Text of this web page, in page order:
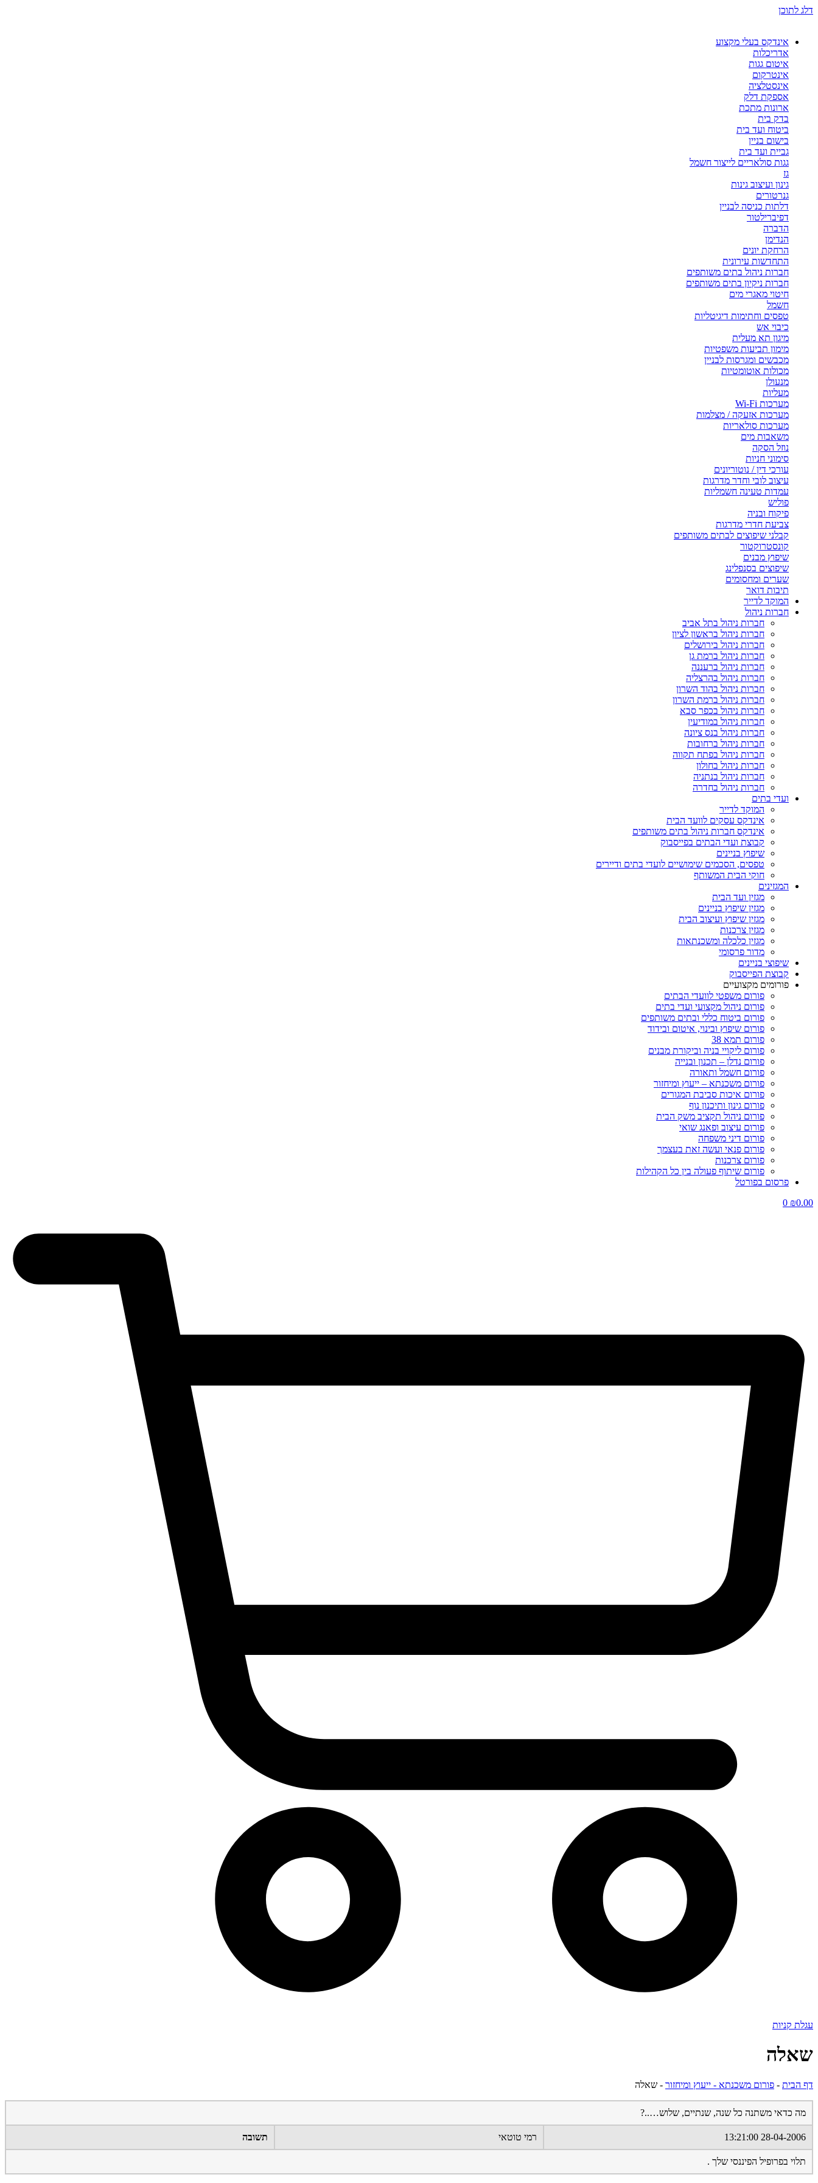
דלג לתוכן
אינדקס בעלי מקצוע
אדריכלות
איטום גגות
אינטרקום
אינסטלציה
אספקת דלק
ארונות מתכת
בדק בית
ביטוח ועד בית
בישום בניין
גביית ועד בית
גגות סולאריים לייצור חשמל
גז
גינון ועיצוב גינות
גנרטורים
דלתות כניסה לבניין
דפיברילטור
הדברה
הנדימן
הרחקת יונים
התחדשות עירונית
חברות ניהול בתים משותפים
חברות ניקיון בתים משותפים
חיטוי מאגרי מים
חשמל
טפסים וחתימות דיגיטליות
כיבוי אש
מיגון תא מעלית
מימון תביעות משפטיות
מכבשים ומגרסות לבניין
מכולות אוטומטיות
מנעולן
מעליות
מערכות Wi-Fi
מערכות אזעקה / מצלמות
מערכות סולאריות
משאבות מים
נוזל הסקה
סימוני חניות
עורכי דין / נוטוריונים
עיצוב לובי וחדר מדרגות
עמדות טעינה חשמליות
פוליש
פיקוח ובניה
צביעת חדרי מדרגות
קבלני שיפוצים לבתים משותפים
קונסטרוקטור
שיפוץ מבנים
שיפוצים בסנפלינג
שערים ומחסומים
תיבות דואר
המוקד לדייר
חברות ניהול
חברות ניהול בתל אביב
חברות ניהול בראשון לציון
חברות ניהול בירושלים
חברות ניהול ברמת גן
חברות ניהול ברעננה
חברות ניהול בהרצליה
חברות ניהול בהוד השרון
חברות ניהול ברמת השרון
חברות ניהול בכפר סבא
חברות ניהול במודיעין
חברות ניהול בנס ציונה
חברות ניהול ברחובות
חברות ניהול בפתח תקווה
חברות ניהול בחולון
חברות ניהול בנתניה
חברות ניהול בחדרה
ועדי בתים
המוקד לדייר
אינדקס עסקים לוועד הבית
אינדקס חברות ניהול בתים משותפים
קבוצת ועדי הבתים בפייסבוק
שיפוץ בניינים
טפסים, הסכמים שימושיים לועדי בתים ודיירים
חוקי הבית המשותף
המגזינים
מגזין ועד הבית
מגזין שיפוץ בניינים
מגזין שיפוץ ועיצוב הבית
מגזין צרכנות
מגזין כלכלה ומשכנתאות
מדור פרסומי
שיפוצי בניינים
קבוצת הפייסבוק
פורומים מקצועיים
פורום משפטי לוועדי הבתים
פורום ניהול מקצועי ועדי בתים
פורום ביטוח כללי ובתים משותפים
פורום שיפוץ ובינוי, איטום ובידוד
פורום תמא 38
פורום ליקויי בניה וביקורת מבנים
פורום נדלן – תכנון ובנייה
פורום חשמל ותאורה
פורום משכנתא – ייעוץ ומיחזור
פורום איכות סביבת המגורים
פורום גינון ותיכנון נוף
פורום ניהול תקציב משק הבית
פורום עיצוב ופאנג שואי
פורום דיני משפחה
פורום פנאי ועשה זאת בעצמך
פורום צרכנות
פורום שיתוף פעולה בין כל הקהילות
פרסום בפורטל
₪0.00
0
עגלת קניות
שאלה
דף הבית - פורום משכנתא - ייעוץ ומיחזור - שאלה
מה כדאי משתנה כל שנה, שנתיים, שלוש…..?
28-04-2006 13:21:00 רמי טוטאי תשובה
תלוי בפרופיל הפיננסי שלך .